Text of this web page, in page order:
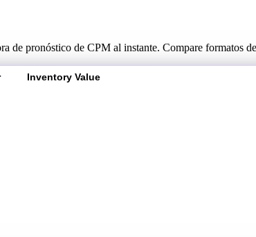
de pronóstico de CPM al instante. Compare formatos
Inventory Value